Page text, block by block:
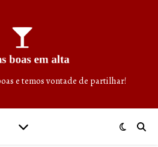
e temos vontade de partilhar!